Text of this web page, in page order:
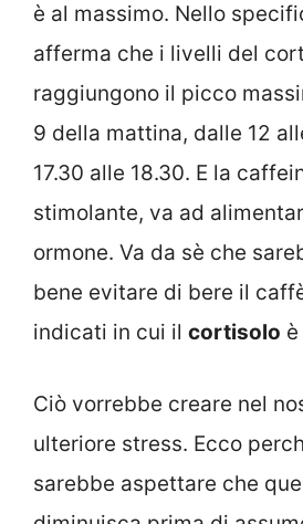
è al massimo. Nello
afferma che i livelli del
raggiungono il picco
9 della mattina, dalle 12
17.30 alle 18.30. E la
stimolante, va ad
ormone. Va da sè che
bene evitare di bere il
indicati in cui il cortisolo
Ciò vorrebbe creare nel
ulteriore stress. Ecco
sarebbe aspettare che